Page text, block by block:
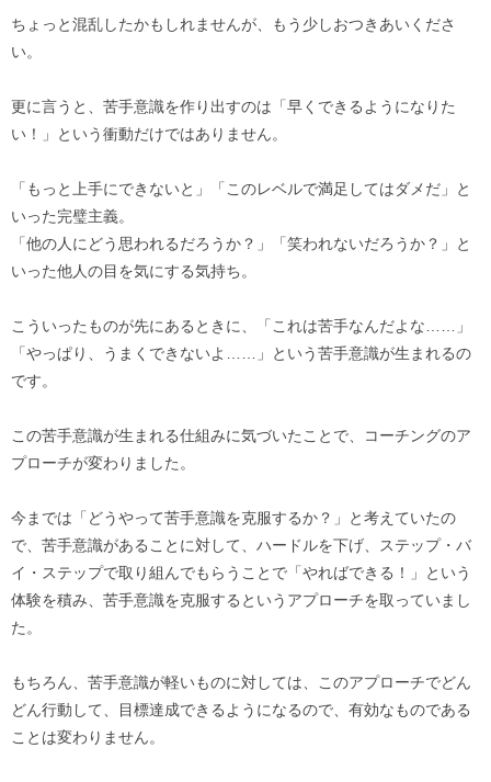
ちょっと混乱したかもしれませんが、もう少しおつきあいくださ
い。
更に言うと、苦手意識を作り出すのは「早くできるようになりた
い！」という衝動だけではありません。
「もっと上手にできないと」「このレベルで満足してはダメだ」と
いった完璧主義。
「他の人にどう思われるだろうか？」「笑われないだろうか？」と
いった他人の目を気にする気持ち。
こういったものが先にあるときに、「これは苦手なんだよな……」
「やっぱり、うまくできないよ……」という苦手意識が生まれるの
です。
この苦手意識が生まれる仕組みに気づいたことで、コーチングのア
プローチが変わりました。
今までは「どうやって苦手意識を克服するか？」と考えていたの
で、苦手意識があることに対して、ハードルを下げ、ステップ・バ
イ・ステップで取り組んでもらうことで「やればできる！」という
体験を積み、苦手意識を克服するというアプローチを取っていまし
た。
もちろん、苦手意識が軽いものに対しては、このアプローチでどん
どん行動して、目標達成できるようになるので、有効なものである
ことは変わりません。